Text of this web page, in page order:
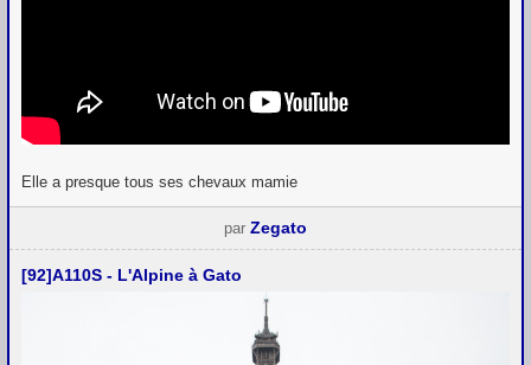
Elle a presque tous ses chevaux mamie
par Zegato
[92]A110S - L'Alpine à Gato